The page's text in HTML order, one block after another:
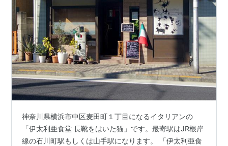
神奈川県横浜市中区麦田町１丁目になるイタリアンの
「伊太利亜食堂 長靴をはいた猫」です。最寄駅はJR根岸
線の石川町駅もしくは山手駅になります。 「伊太利亜食